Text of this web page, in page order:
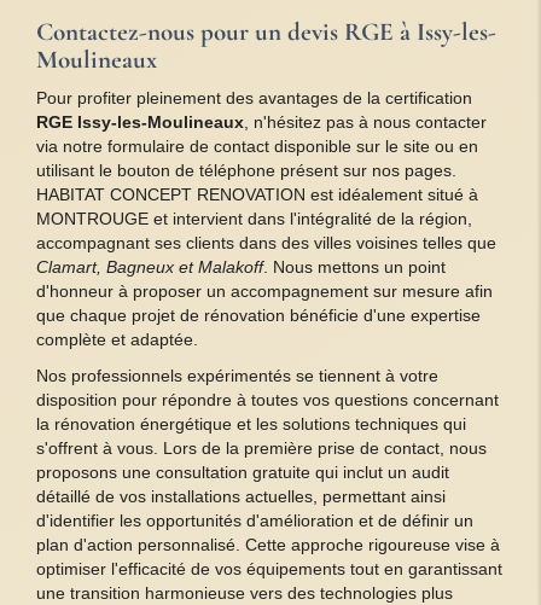
Contactez-nous pour un devis RGE à Issy-les-
Moulineaux
Pour profiter pleinement des avantages de la certification
RGE Issy-les-Moulineaux , n'hésitez pas à nous contacter
via notre formulaire de contact disponible sur le site ou en
utilisant le bouton de téléphone présent sur nos pages.
HABITAT CONCEPT RENOVATION est idéalement situé à
MONTROUGE et intervient dans l'intégralité de la région,
accompagnant ses clients dans des villes voisines telles que
Clamart, Bagneux et Malakoff. Nous mettons un point
d'honneur à proposer un accompagnement sur mesure afin
que chaque projet de rénovation bénéficie d'une expertise
complète et adaptée.
Nos professionnels expérimentés se tiennent à votre
disposition pour répondre à toutes vos questions concernant
la rénovation énergétique et les solutions techniques qui
s'offrent à vous. Lors de la première prise de contact, nous
proposons une consultation gratuite qui inclut un audit
détaillé de vos installations actuelles, permettant ainsi
d'identifier les opportunités d'amélioration et de définir un
plan d'action personnalisé. Cette approche rigoureuse vise à
optimiser l'efficacité de vos équipements tout en garantissant
une transition harmonieuse vers des technologies plus